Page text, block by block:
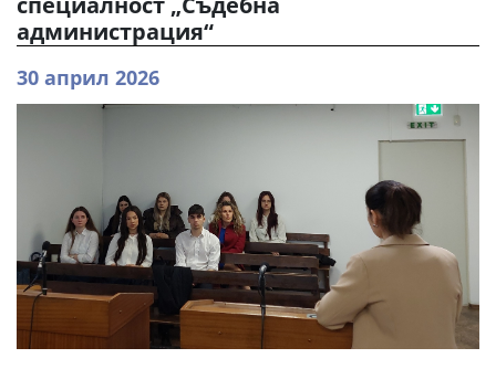
администрация“
30 април 2026